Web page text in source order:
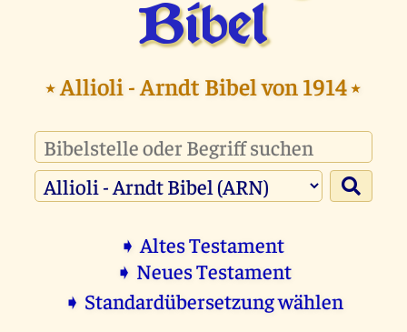
Bibel
⭑Allioli - Arndt Bibel von 1914⭑
➧ Altes Testament
➧ Neues Testament
➧ Standardübersetzung wählen